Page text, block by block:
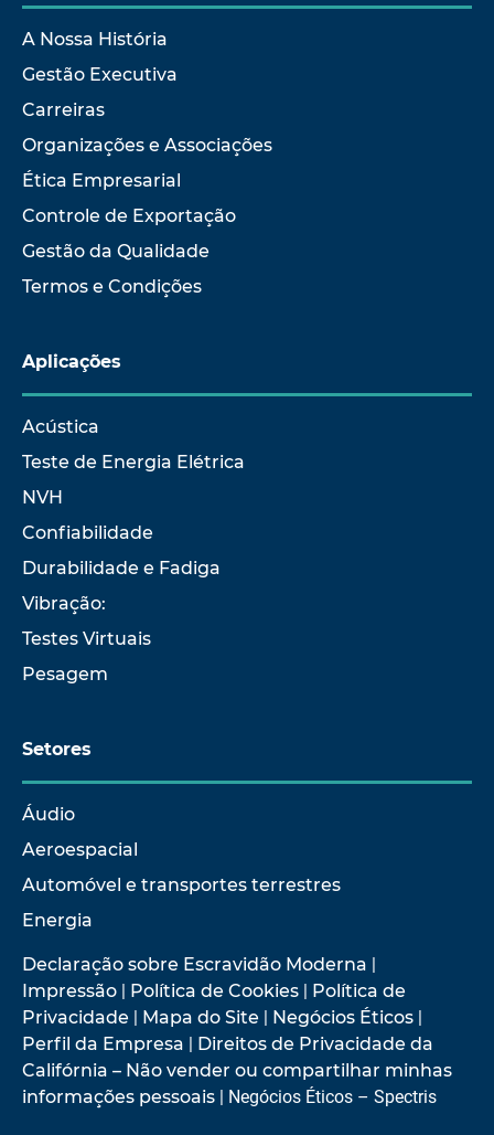
A Nossa História
Gestão Executiva
Carreiras
Organizações e Associações
Ética Empresarial
Controle de Exportação
Gestão da Qualidade
Termos e Condições
Aplicações
Acústica
Teste de Energia Elétrica
NVH
Confiabilidade
Durabilidade e Fadiga
Vibração:
Testes Virtuais
Pesagem
Setores
Áudio
Aeroespacial
Automóvel e transportes terrestres
Energia
Declaração sobre Escravidão Moderna |
Impressão | Política de Cookies | Política de
Privacidade | Mapa do Site | Negócios Éticos |
Perfil da Empresa | Direitos de Privacidade da
Califórnia – Não vender ou compartilhar minhas
informações pessoais | Negócios Éticos – Spectris